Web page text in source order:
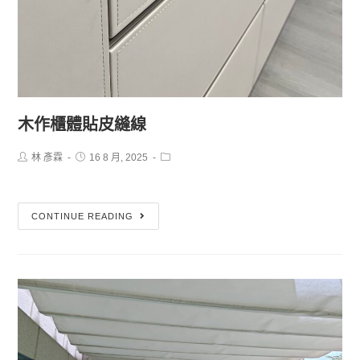
木作櫃體貼皮縫線
林 彥霖 16 8 月, 2025
CONTINUE READING